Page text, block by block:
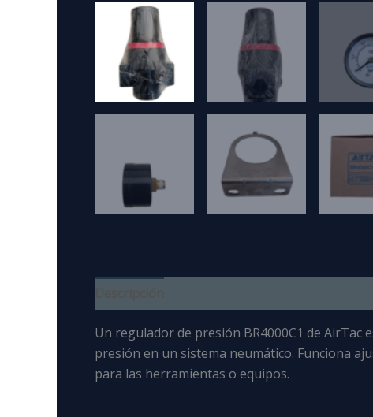
Un regulador de presión BR4000C1 de AirTac
presión en un sistema neumático. Funciona
para las herramientas o equipos.